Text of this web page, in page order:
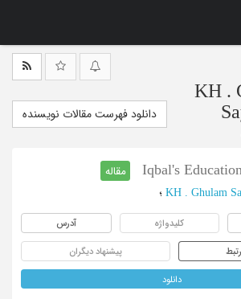
KH .
دانلود فهرست مقالات نویسنده
Iqbal's
مقاله
KH . Ghulam ؛
کلیدواژه آدرس
پیشنهاد دیگران
دانلود